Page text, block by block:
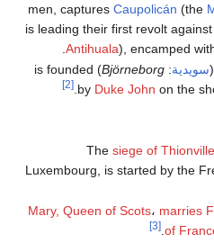
men, captures Caupolicán (the
is leading their first revolt
Antihuala), encamped
(سويدية:
Björneborg
) is founded
by Duke John on the
.
[2]
siege of Thionville
Luxembourg, is started by the
Mary, Queen of Scots، marries
of
.
[3]